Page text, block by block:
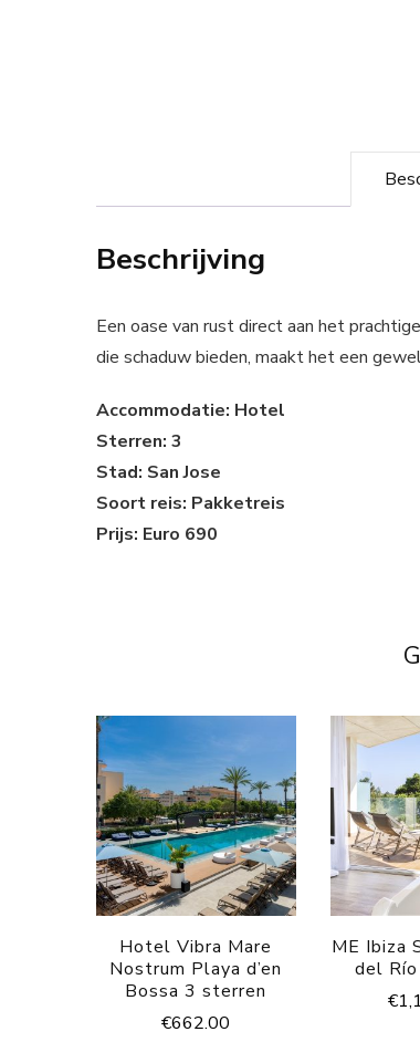
Beschrijving
Een oase van rust direct aan het
die schaduw bieden, maakt het een
Accommodatie: Hotel
Sterren: 3
Stad: San Jose
Soort reis: Pakketreis
Prijs: Euro 690
Hotel Vibra Mare
Nostrum Playa d’en
Bossa 3 sterren
€662.00
ME Ibiza
del
€